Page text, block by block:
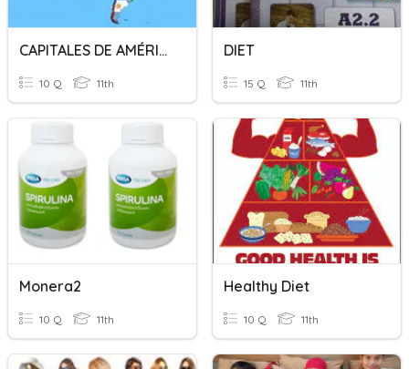
CAPITALES DE AMÉRICA
10 Q 11th
DIET
15 Q 11th
Monera2
10 Q 11th
Healthy Diet
10 Q 11th